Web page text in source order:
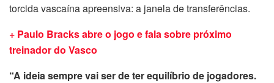
torcida vascaína apreensiva: a janela de transferências.
+ Paulo Bracks abre o jogo e fala sobre próximo
treinador do Vasco
“A ideia sempre vai ser de ter equilíbrio de jogadores.